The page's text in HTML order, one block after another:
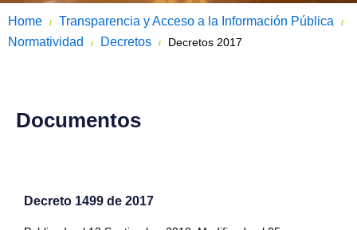
Home / Transparencia y Acceso a la Información Pública /
Normatividad / Decretos / Decretos 2017
Documentos
Decreto 1499 de 2017